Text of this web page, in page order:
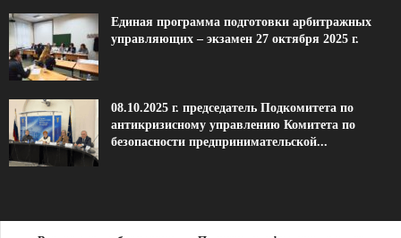
Единая программа подготовки арбитражных
управляющих – экзамен 27 октября 2025 г.
08.10.2025 г. председатель Подкомитета по
антикризисному управлению Комитета по
безопасности предпринимательской...